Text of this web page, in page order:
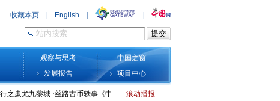
观察与思考
中国之窗
发展报告 项目中心